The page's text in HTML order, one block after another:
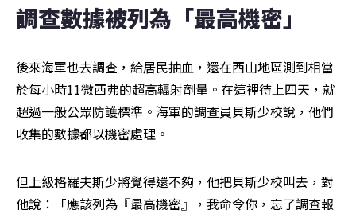
調查數據被列為「最高機密」
後來海軍也去調查，給居民抽血，還在西山地區測到相當
於每小時11微西弗的超高輻射劑量。在這裡待上四天，就
超過一般公眾防護標準。海軍的調查員貝斯少校說，他們
收集的數據都以機密處理。
但上級格羅夫斯少將覺得還不夠，他把貝斯少校叫去，對
他說：「應該列為『最高機密』，我命令你，忘了調查報